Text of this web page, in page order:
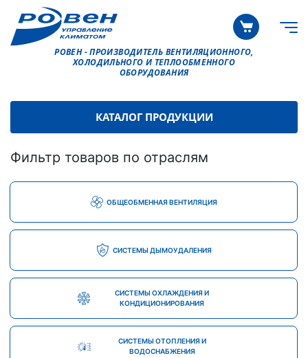
РОВЕН - ПРОИЗВОДИТЕЛЬ ВЕНТИЛЯЦИОННОГО,
ХОЛОДИЛЬНОГО И ТЕПЛООБМЕННОГО
ОБОРУДОВАНИЯ
КАТАЛОГ ПРОДУКЦИИ
Фильтр товаров по отраслям
ОБЩЕОБМЕННАЯ ВЕНТИЛЯЦИЯ
СИСТЕМЫ ДЫМОУДАЛЕНИЯ
СИСТЕМЫ ОХЛАЖДЕНИЯ И
КОНДИЦИОНИРОВАНИЯ
СИСТЕМЫ ОТОПЛЕНИЯ И
ВОДОСНАБЖЕНИЯ